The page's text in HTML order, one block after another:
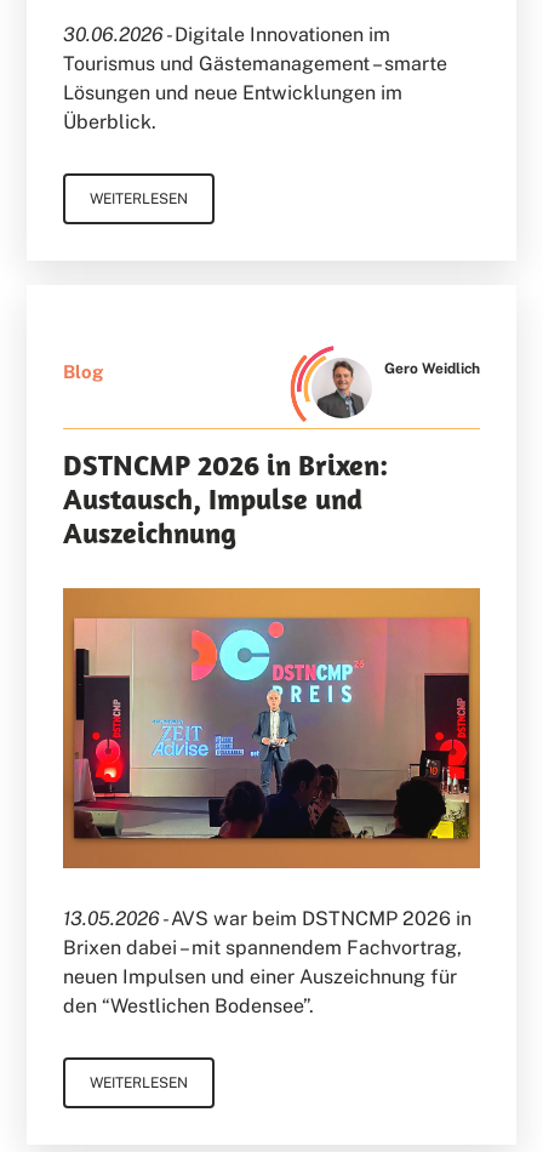
30.06.2026 -Digitale Innovationen im
Tourismus und Gästemanagement – smarte
Lösungen und neue Entwicklungen im
Überblick.
WEITERLESEN
Blog Gero Weidlich
DSTNCMP 2026 in Brixen:
Austausch, Impulse und
Auszeichnung
13.05.2026 -AVS war beim DSTNCMP 2026 in
Brixen dabei – mit spannendem Fachvortrag,
neuen Impulsen und einer Auszeichnung für
den “Westlichen Bodensee”.
WEITERLESEN